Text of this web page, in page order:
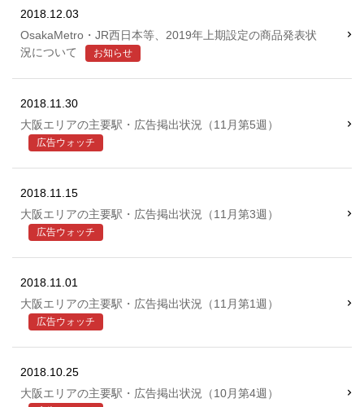
2018.12.03
OsakaMetro・JR西日本等、2019年上期設定の商品発表状
況について
お知らせ
2018.11.30
大阪エリアの主要駅・広告掲出状況（11月第5週）
広告ウォッチ
2018.11.15
大阪エリアの主要駅・広告掲出状況（11月第3週）
広告ウォッチ
2018.11.01
大阪エリアの主要駅・広告掲出状況（11月第1週）
広告ウォッチ
2018.10.25
大阪エリアの主要駅・広告掲出状況（10月第4週）